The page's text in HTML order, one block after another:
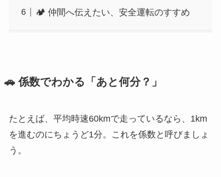
🏕️ 仲間へ伝えたい、安全運転のすすめ
🚗 係数でわかる「あと何分？」
たとえば、平均時速60kmで走っているなら、1km
を進むのにちょうど1分。これを係数と呼びましょ
う。